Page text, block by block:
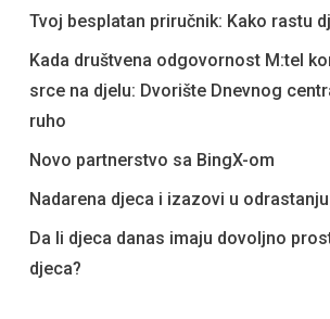
Tvoj besplatan priručnik: Kako rastu
Kada društvena odgovornost M:tel
srce na djelu: Dvorište Dnevnog
ruho
Novo partnerstvo sa BingX-om
Nadarena djeca i izazovi u odrastanju
Da li djeca danas imaju dovoljno
djeca?